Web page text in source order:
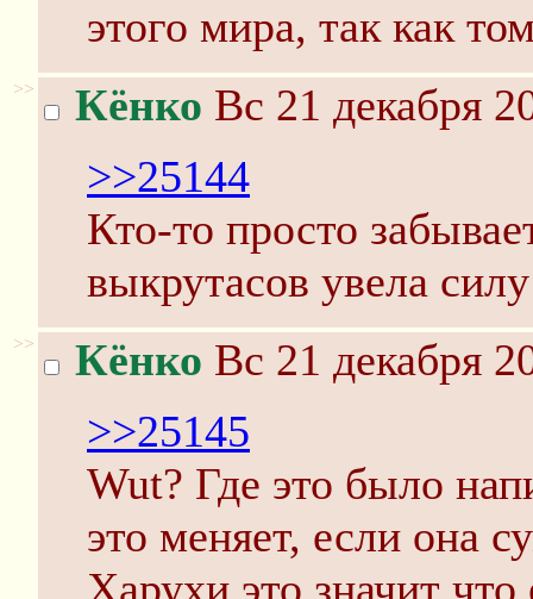
этого мира, так как
>> Кёнко Вс 21 декабря
>>25144
Кто-то просто
выкрутасов увела
>> Кёнко Вс 21 декабря
>>25145
Wut? Где это было
это меняет, если она
Харухи это значит